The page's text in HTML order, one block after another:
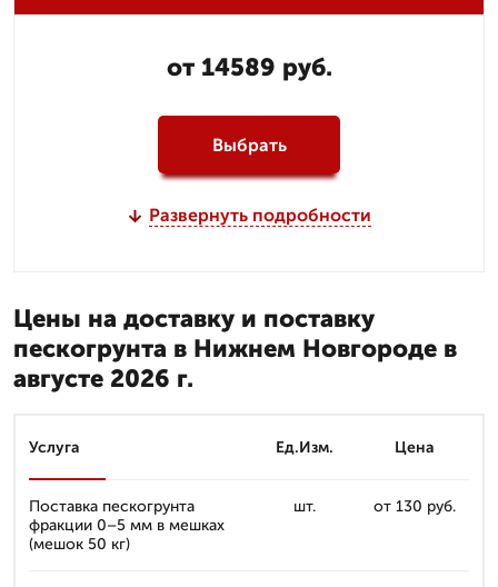
от 14589 руб.
Выбрать
Развернуть подробности
Цены на доставку и поставку
пескогрунта в Нижнем Новгороде в
августе 2026 г.
Услуга Ед.Изм. Цена
Поставка пескогрунта
фракции 0–5 мм в мешках
(мешок 50 кг)
шт. от 130 руб.